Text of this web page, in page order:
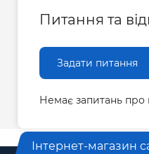
Питання та
Задати питання
Немає запитань про
Інтернет-магазин